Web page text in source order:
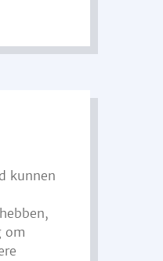
kunnen
om